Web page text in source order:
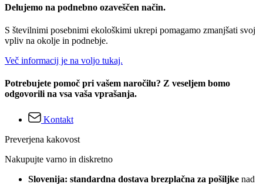
Delujemo na podnebno ozaveščen način.
S številnimi posebnimi ekološkimi ukrepi pomagamo zmanjšati svoj
vpliv na okolje in podnebje.
Več informacij je na voljo tukaj.
Potrebujete pomoč pri vašem naročilu? Z veseljem bomo
odgovorili na vsa vaša vprašanja.
Kontakt
Preverjena kakovost
Nakupujte varno in diskretno
Slovenija: standardna dostava brezplačna za pošiljke nad